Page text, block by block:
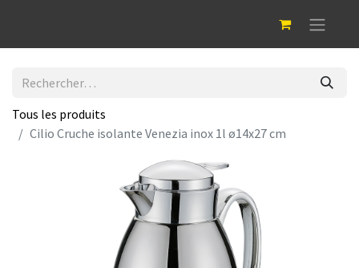
Tous les produits
Cilio Cruche isolante Venezia inox 1l ø14x27 cm